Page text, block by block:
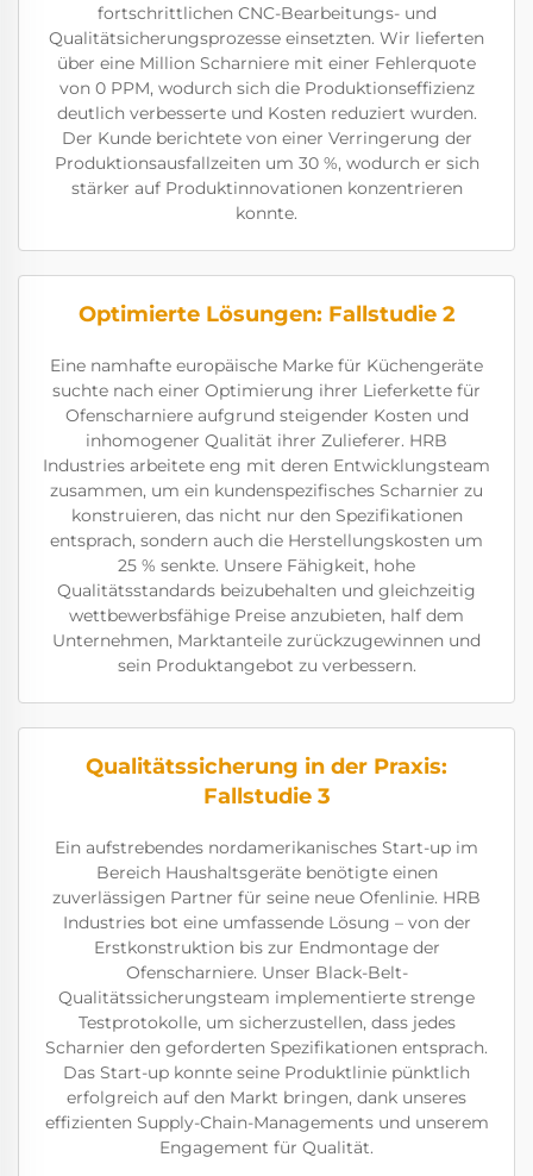
fortschrittlichen CNC-Bearbeitungs- und
Qualitätsicherungsprozesse einsetzten. Wir lieferten
über eine Million Scharniere mit einer Fehlerquote
von 0 PPM, wodurch sich die Produktionseffizienz
deutlich verbesserte und Kosten reduziert wurden.
Der Kunde berichtete von einer Verringerung der
Produktionsausfallzeiten um 30 %, wodurch er sich
stärker auf Produktinnovationen konzentrieren
konnte.
Optimierte Lösungen: Fallstudie 2
Eine namhafte europäische Marke für Küchengeräte
suchte nach einer Optimierung ihrer Lieferkette für
Ofenscharniere aufgrund steigender Kosten und
inhomogener Qualität ihrer Zulieferer. HRB
Industries arbeitete eng mit deren Entwicklungsteam
zusammen, um ein kundenspezifisches Scharnier zu
konstruieren, das nicht nur den Spezifikationen
entsprach, sondern auch die Herstellungskosten um
25 % senkte. Unsere Fähigkeit, hohe
Qualitätsstandards beizubehalten und gleichzeitig
wettbewerbsfähige Preise anzubieten, half dem
Unternehmen, Marktanteile zurückzugewinnen und
sein Produktangebot zu verbessern.
Qualitätssicherung in der Praxis:
Fallstudie 3
Ein aufstrebendes nordamerikanisches Start-up im
Bereich Haushaltsgeräte benötigte einen
zuverlässigen Partner für seine neue Ofenlinie. HRB
Industries bot eine umfassende Lösung – von der
Erstkonstruktion bis zur Endmontage der
Ofenscharniere. Unser Black-Belt-
Qualitätssicherungsteam implementierte strenge
Testprotokolle, um sicherzustellen, dass jedes
Scharnier den geforderten Spezifikationen entsprach.
Das Start-up konnte seine Produktlinie pünktlich
erfolgreich auf den Markt bringen, dank unseres
effizienten Supply-Chain-Managements und unserem
Engagement für Qualität.